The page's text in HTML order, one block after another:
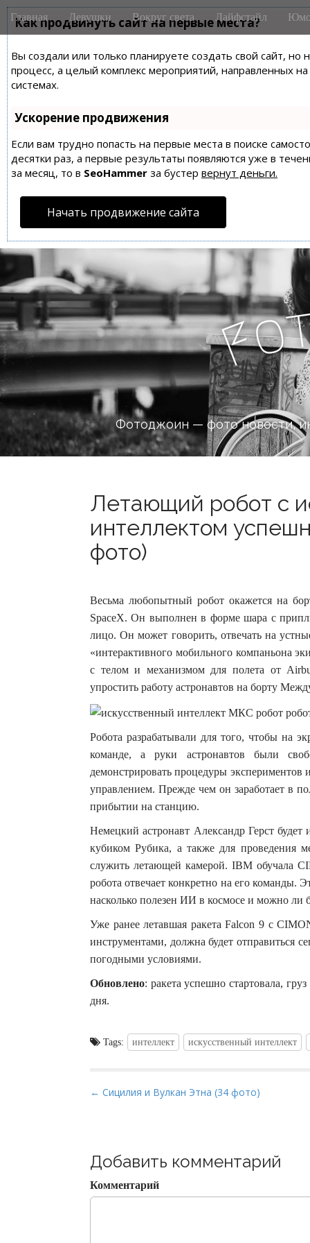
Как продвинуть сайт на первые места?
Вы создали или только планируете создать свой сайт,
процесс, а целый комплекс мероприятий, направленных
системах.
Ускорение продвижения
Если вам трудно попасть на первые места в поиске
десятки раз, а первые результаты появляются уже в
за месяц, то в SeoHammer за бустер вернут деньги.
Начать продвижение сайта
M
a
n
m
e
n
u
i
Главная Девушки Вокруг света Лайфстайл
Fo
Фотоджоин — фото новости,
Летающий робот с
интеллектом
фото)
Весьма любопытный робот окажется на
SpaceX. Он выполнен в форме шара с
лицо.Он может говорить, отвечать на
«интерактивного мобильного компаньона
с телом и механизмом для полета от
упростить работу астронавтов на борту
Робота разрабатывали для того, чтобы на
команде, а руки астронавтов были
демонстрировать процедуры
управлением. Прежде чем он заработает в
прибытии на станцию.
Немецкий астронавт Александр Герст
кубиком Рубика, а также для проведения
служить летающей камерой. IBM обучала
робота отвечает конкретно на его команды.
насколько полезен ИИ в космосе и можно ли
Уже ранее летавшая ракета Falcon 9 с
инструментами, должна будет отправиться
погодными условиями.
Обновлено: ракета успешно стартовала,
дня.
Tags: интеллект искусственный интеллект
P
n
a
v
← Сицилия и Вулкан Этна (34 фото)
Добавить комментарий
Комментарий